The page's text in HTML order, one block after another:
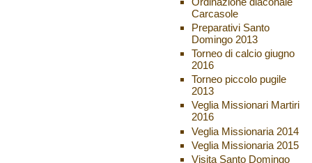
Carcasole
Preparativi Santo
Domingo 2013
Torneo di calcio giugno
2016
Torneo piccolo pugile
2013
Veglia Missionari Martiri
2016
Veglia Missionaria 2014
Veglia Missionaria 2015
Visita Santo Domingo